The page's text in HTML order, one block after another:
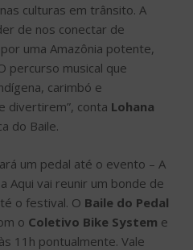
culturas em trânsito. A
de nos conectar de
uma Amazônia potente,
percurso musical que
carimbó e
divertirem”, conta Lohana
do Baile.
um pedal até o evento – A
Aqui vai reunir um bonde de
o festival. O Baile do Pedal
o Coletivo Bike System e
11h pontualmente. Vale